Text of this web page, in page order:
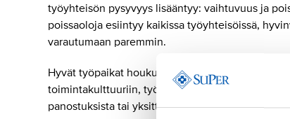
työyhteisön pysyvyys lisääntyy: vaihtuvuus ja
poissaoloja esiintyy kaikissa työyhteisöissä,
varautumaan paremmin.
Hyvät työpaikat houkuttelevat työntekijöitä. Kun
toimintakulttuuriin, työntekijöitä löytyy ja he
panostuksista tai yksittäisistä